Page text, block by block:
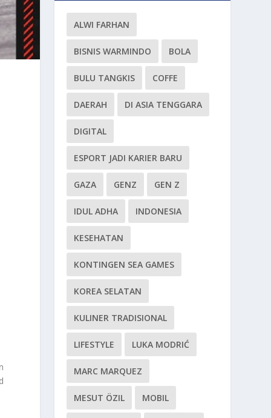
ALWI FARHAN
BISNIS WARMINDO BOLA
BULU TANGKIS COFFE
DAERAH DI ASIA TENGGARA
DIGITAL
ESPORT JADI KARIER BARU
GAZA GENZ GEN Z
IDUL ADHA INDONESIA
KESEHATAN
KONTINGEN SEA GAMES
KOREA SELATAN
KULINER TRADISIONAL
LIFESTYLE LUKA MODRIĆ
MARC MARQUEZ
MESUT ÖZIL MOBIL